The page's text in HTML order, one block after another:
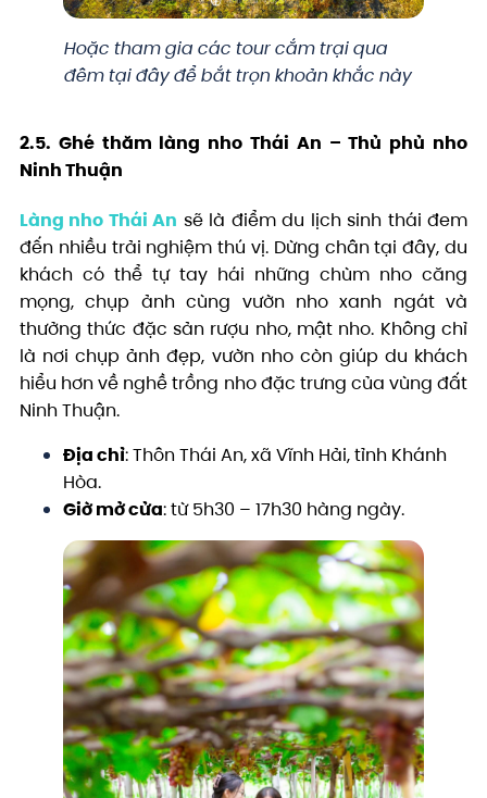
Hoặc tham gia các tour cắm trại qua
đêm tại đây để bắt trọn khoản khắc này
2.5. Ghé thăm làng nho Thái An – Thủ phủ nho
Ninh Thuận
Làng nho Thái An sẽ là điểm du lịch sinh thái đem
đến nhiều trải nghiệm thú vị. Dừng chân tại đây, du
khách có thể tự tay hái những chùm nho căng
mọng, chụp ảnh cùng vườn nho xanh ngát và
thưởng thức đặc sản rượu nho, mật nho. Không chỉ
là nơi chụp ảnh đẹp, vườn nho còn giúp du khách
hiểu hơn về nghề trồng nho đặc trưng của vùng đất
Ninh Thuận.
Địa chỉ: Thôn Thái An, xã Vĩnh Hải, tỉnh Khánh
Hòa.
Giờ mở cửa: từ 5h30 – 17h30 hàng ngày.